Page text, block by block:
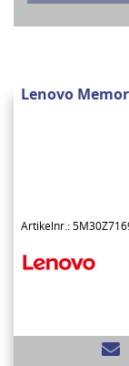
Lenovo
Artikelnr.: